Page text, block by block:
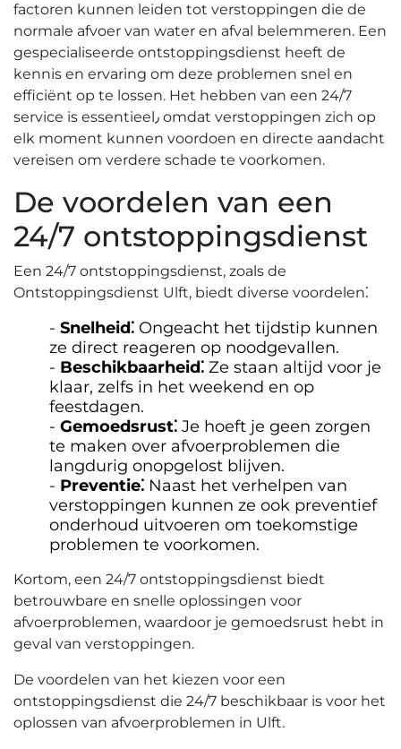
factoren kunnen leiden tot verstoppingen die de
normale afvoer van water en afval belemmeren.​ Een
gespecialiseerde ontstoppingsdienst heeft de
kennis en ervaring om deze problemen snel en
efficiënt op te lossen. Het hebben van een 24/7
service is essentieel٫ omdat verstoppingen zich op
elk moment kunnen voordoen en directe aandacht
vereisen om verdere schade te voorkomen.​
De voordelen van een
24/7 ontstoppingsdienst
Een 24/7 ontstoppingsdienst, zoals de
Ontstoppingsdienst Ulft, biedt diverse voordelen⁚
Snelheid⁚ Ongeacht het tijdstip kunnen
ze direct reageren op noodgevallen.
Beschikbaarheid⁚ Ze staan altijd voor je
klaar, zelfs in het weekend en op
feestdagen.​
Gemoedsrust⁚ Je hoeft je geen zorgen
te maken over afvoerproblemen die
langdurig onopgelost blijven.​
Preventie⁚ Naast het verhelpen van
verstoppingen kunnen ze ook preventief
onderhoud uitvoeren om toekomstige
problemen te voorkomen.​
Kortom, een 24/7 ontstoppingsdienst biedt
betrouwbare en snelle oplossingen voor
afvoerproblemen, waardoor je gemoedsrust hebt in
geval van verstoppingen.
De voordelen van het kiezen voor een
ontstoppingsdienst die 24/7 beschikbaar is voor het
oplossen van afvoerproblemen in Ulft.​